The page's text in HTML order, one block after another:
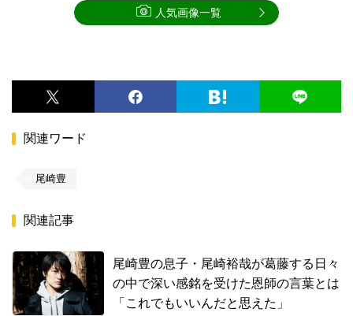
関連ワード
尾崎豊
関連記事
尾崎豊の息子・尾崎裕哉が葛藤する日々
の中で深い感銘を受けた恩師の言葉とは
「これでもいいんだと思えた」
人気画像一覧